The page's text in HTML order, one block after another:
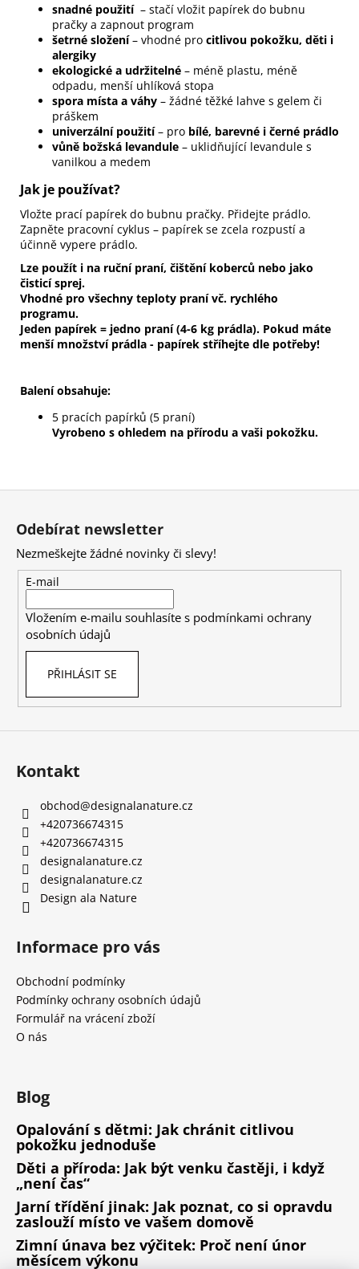
snadné použití – stačí vložit papírek do bubnu
pračky a zapnout program
šetrné složení– vhodné pro citlivou pokožku, děti i
alergiky
ekologické a udržitelné – méně plastu, méně
odpadu, menší uhlíková stopa
spora místa a váhy – žádné těžké lahve s gelem či
práškem
univerzální použití– pro bílé, barevné i černé prádlo
vůně božská levandule – uklidňující levandule s
vanilkou a medem
Jak je používat?
Vložte prací papírek do bubnu pračky. Přidejte prádlo.
Zapněte pracovní cyklus – papírek se zcela rozpustí a
účinně vypere prádlo.
Lze použít i na ruční praní, čištění koberců nebo jako
čisticí sprej.
Vhodné pro všechny teploty praní vč. rychlého
programu.
Jeden papírek = jedno praní (4-6 kg prádla). Pokud máte
menší množství prádla - papírek stříhejte dle potřeby!
Balení obsahuje:
5 pracích papírků (5 praní)
Vyrobeno s ohledem na přírodu a vaši pokožku.
Z
Odebírat newsletter
Nezmeškejte žádné novinky či slevy!
E-mail
Vložením e-mailu souhlasíte s podmínkami ochrany
osobních údajů
PŘIHLÁSIT SE
Kontakt
obchod@designalanature.cz
+420736674315
+420736674315
designalanature.cz
designalanature.cz
Design ala Nature
Informace pro vás
Obchodní podmínky
Podmínky ochrany osobních údajů
Formulář na vrácení zboží
O nás
Blog
Opalování s dětmi: Jak chránit citlivou
pokožku jednoduše
Děti a příroda: Jak být venku častěji, i když
„není čas“
Jarní třídění jinak: Jak poznat, co si opravdu
zaslouží místo ve vašem domově
Zimní únava bez výčitek: Proč není únor
měsícem výkonu